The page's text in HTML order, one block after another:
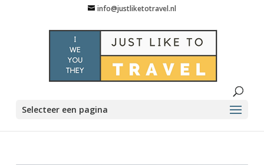
info@justliketotravel.nl
Selecteer een pagina